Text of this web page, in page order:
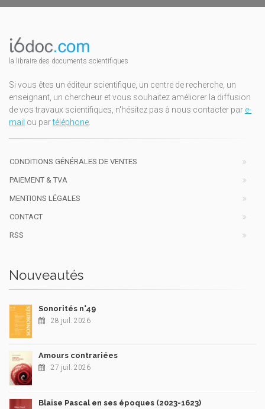
la libraire des documents scientifiques
Si vous êtes un éditeur scientifique, un centre de recherche, un
enseignant, un chercheur et vous souhaitez améliorer la diffusion
de vos travaux scientifiques, n'hésitez pas à nous contacter par e-
mail ou partéléphone.
CONDITIONS GÉNÉRALES DE VENTES
PAIEMENT & TVA
MENTIONS LÉGALES
CONTACT
RSS
Nouveautés
Sonorités n°49
28 juil. 2026
Amours contrariées
27 juil. 2026
Blaise Pascal en ses époques (2023-1623)